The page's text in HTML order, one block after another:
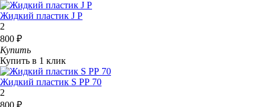
Жидкий пластик J Р
2
800 ₽
Купить
Купить в 1 клик
Жидкий пластик S РР 70
2
800 ₽